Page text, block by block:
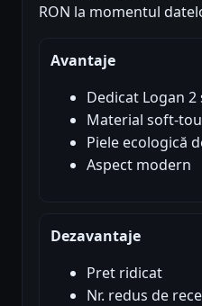
RON la momentul
Avantaje
Dedicat Logan 2
Material soft-
Piele ecologică
Aspect modern
Dezavantaje
Pret ridicat
Nr. redus de